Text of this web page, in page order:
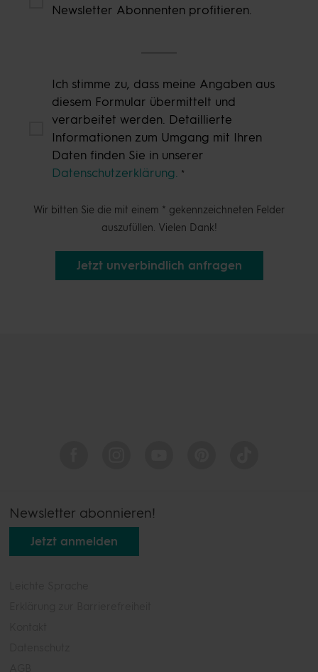
Newsletter Abonnenten profitieren.
Ich stimme zu, dass meine Angaben aus
diesem Formular übermittelt und
verarbeitet werden. Detaillierte
Informationen zum Umgang mit Ihren
Daten finden Sie in unserer
Datenschutzerklärung.
Wir bitten Sie die mit einem * gekennzeichneten Felder
auszufüllen. Vielen Dank!
Newsletter abonnieren!
Jetzt anmelden